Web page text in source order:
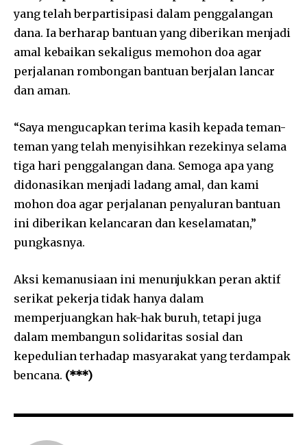
yang telah berpartisipasi dalam penggalangan
dana. Ia berharap bantuan yang diberikan menjadi
amal kebaikan sekaligus memohon doa agar
perjalanan rombongan bantuan berjalan lancar
dan aman.
“Saya mengucapkan terima kasih kepada teman-
teman yang telah menyisihkan rezekinya selama
tiga hari penggalangan dana. Semoga apa yang
didonasikan menjadi ladang amal, dan kami
mohon doa agar perjalanan penyaluran bantuan
ini diberikan kelancaran dan keselamatan,”
pungkasnya.
Aksi kemanusiaan ini menunjukkan peran aktif
serikat pekerja tidak hanya dalam
memperjuangkan hak-hak buruh, tetapi juga
dalam membangun solidaritas sosial dan
kepedulian terhadap masyarakat yang terdampak
bencana. (***)